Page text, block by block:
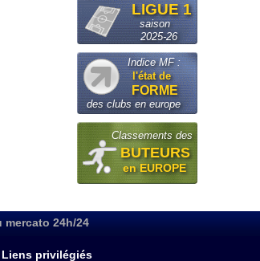
LIGUE 1
saison
2025-26
Indice MF :
l'état de
FORME
des clubs en europe
Classements des
BUTEURS
en EUROPE
24h/24
Liens privilégiés